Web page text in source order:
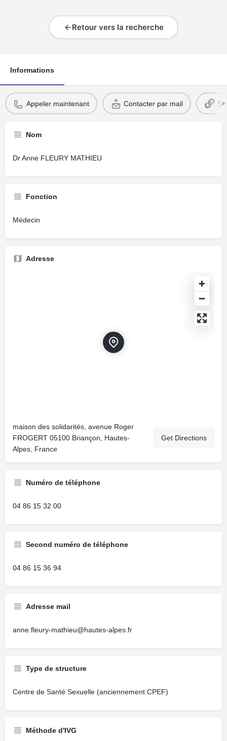
Retour vers la recherche
Informations
Appeler maintenant Contacter par mail
Nom
Dr Anne FLEURY MATHIEU
Fonction
Médecin
Adresse
maison des solidarités, avenue Roger
FROGERT 05100 Briançon, Hautes-
Alpes, France
Get Directions
Numéro de téléphone
04 86 15 32 00
Second numéro de téléphone
04 86 15 36 94
Adresse mail
anne.fleury-mathieu@hautes-alpes.fr
Type de structure
Centre de Santé Sexuelle (anciennement CPEF)
Méthode d'IVG